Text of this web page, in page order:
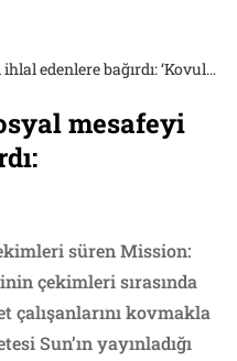
Tom Cruise sette sosyal mesafeyi ihlal edenlere bağırdı: ‘Kovulursunuz’
mesafeyi
süren Mission:
çekimleri sırasında
çalışanlarını kovmakla
Sun’ın yayınladığı